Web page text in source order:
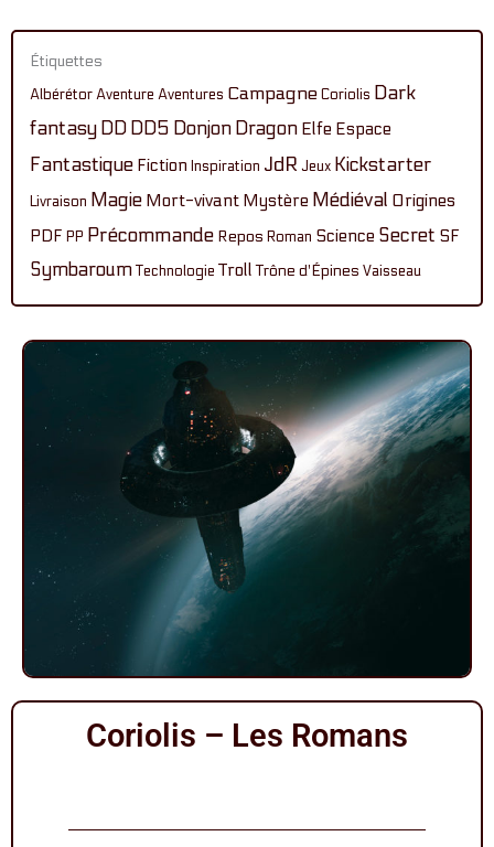
Étiquettes
AlbérétorAventure Aventures CampagneCoriolis Dark
fantasy DD DD5 Donjon Dragon Elfe Espace
Fantastique Fiction Inspiration JdR Jeux Kickstarter
Livraison Magie Mort-vivant Mystère Médiéval Origines
PDF PP Précommande Repos Roman Science Secret SF
SymbaroumTechnologie Troll Trône d'Épines Vaisseau
Coriolis – Les Romans